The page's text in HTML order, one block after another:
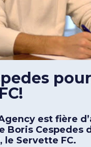
est fière
Boris Cespedes
Servette FC.